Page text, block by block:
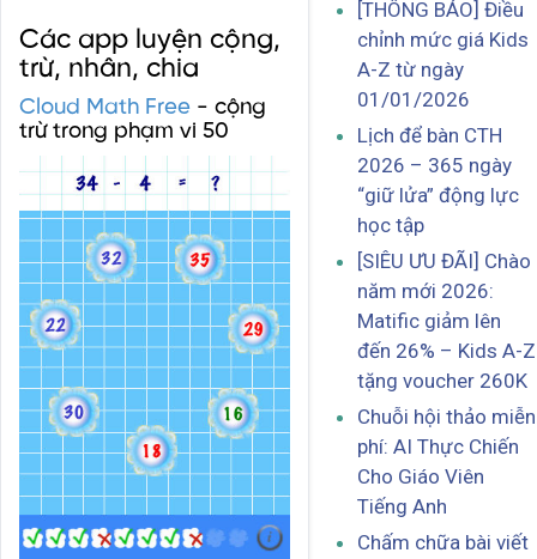
Các app luyện cộng,
trừ, nhân, chia
Cloud Math Free - cộng
trừ trong phạm vi 50
[THÔNG BÁO] Điều
chỉnh mức giá Kids
A-Z từ ngày
01/01/2026
Lịch để bàn CTH
2026 – 365 ngày
“giữ lửa” động lực
học tập
[SIÊU ƯU ĐÃI] Chào
năm mới 2026:
Matific giảm lên
đến 26% – Kids A-Z
tặng voucher 260K
Chuỗi hội thảo miễn
phí: AI Thực Chiến
Cho Giáo Viên
Tiếng Anh
Chấm chữa bài viết